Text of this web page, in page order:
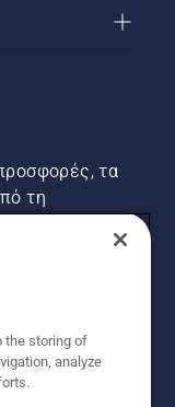
τα
τη
the storing of
analyze